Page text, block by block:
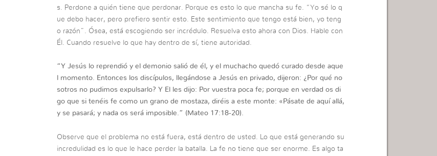
s. Perdone a quién tiene que perdonar. Porque es esto lo que mancha su fe. “Yo sé lo q
ue debo hacer, pero prefiero sentir esto. Este sentimiento que tengo está bien, yo teng
o razón”. Ósea, está escogiendo ser incrédulo. Resuelva esto ahora con Dios. Hable con
Él. Cuando resuelve lo que hay dentro de sí, tiene autoridad.
“Y Jesús lo reprendió y el demonio salió de él, y el muchacho quedó curado desde aque
l momento. Entonces los discípulos, llegándose a Jesús en privado, dijeron: ¿Por qué no
sotros no pudimos expulsarlo? Y El les dijo: Por vuestra poca fe; porque en verdad os di
go que si tenéis fe como un grano de mostaza, diréis a este monte: «Pásate de aquí allá,
y se pasará; y nada os será imposible.” (Mateo 17:18-20).
Observe que el problema no está fuera, está dentro de usted. Lo que está generando su
incredulidad es lo que le hace perder la batalla. La fe no tiene que ser enorme. Es algo ta